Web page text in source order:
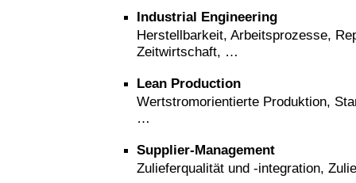
Industrial Engineering
Herstellbarkeit, Arbeitsprozesse,
Zeitwirtschaft, …
Lean Production
Wertstromorientierte Produktion,
Supplier-Management
Zulieferqualität und -integration,